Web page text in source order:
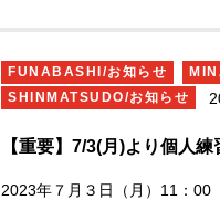
※申込み締切【9
【会員】2,750円
みフォームに「
人会員】を選択
FUNABASHI/お知らせ
SHINMATSUDO/お知らせ
【重要】7/3(月)より個人
2023年７月３日（月）11：00